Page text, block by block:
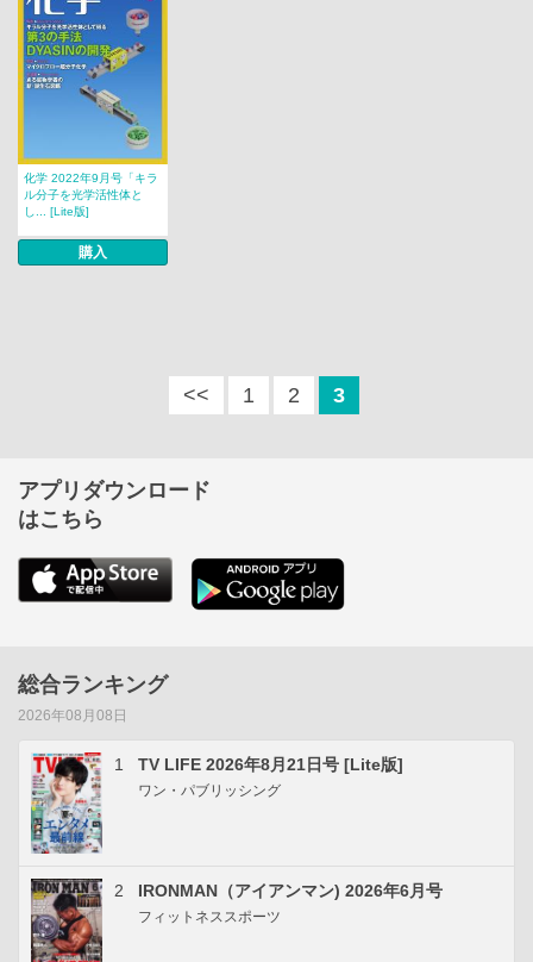
化学 2022年9月号「キラ
ル分子を光学活性体と
し... [Lite版]
購入
<< 1 2 3
アプリダウンロード
はこちら
総合ランキング
2026年08月08日
1 TV LIFE 2026年8月21日号 [Lite版]
ワン・パブリッシング
2 IRONMAN（アイアンマン) 2026年6月号
フィットネススポーツ